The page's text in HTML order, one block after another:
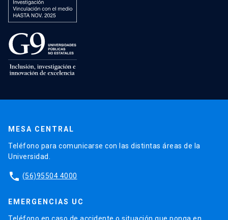
MESA CENTRAL
Teléfono para comunicarse con las distintas áreas de la
Universidad.
phone (56)95504 4000
EMERGENCIAS UC